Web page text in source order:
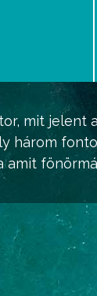
mit jelent
három